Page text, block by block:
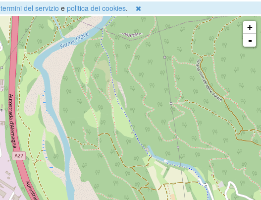
termini del servizio e politica dei cookies.
+
-